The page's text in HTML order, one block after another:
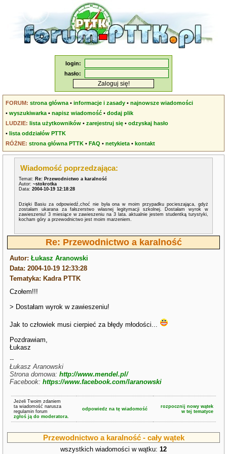
login:
hasło:
FORUM: strona główna •informacje i zasady •najnowsze wiadomości
•wyszukiwarka •napisz wiadomość •dodaj plik
LUDZIE: lista użytkowników •zarejestruj się •odzyskaj hasło
•lista oddziałów PTTK
RÓŻNE: strona główna PTTK •FAQ •netykieta •kontakt
Wiadomość poprzedzająca:
Temat: Re: Przewodnictwo a karalność
Autor:~stokrotka
Data:2004-10-19 12:18:28
Dzięki Basiu za odpowiedź,choć nie była ona w moim przypadku pocieszająca, gdyż
zostałam ukarana za fałszerstwo własnej legitymacji szkolnej. Dostałam wyrok w
zawieszeniu! 3 miesiące w zawieszeniu na 3 lata. aktualnie jestem studentką turystyki,
kocham góry a przewodnictwo jest moim marzeniem.
Re: Przewodnictwo a karalność
Autor:Łukasz Aranowski
Data: 2004-10-19 12:33:28
Tematyka: Kadra PTTK
Czołem!!!
> Dostałam wyrok w zawieszeniu!
Jak to człowiek musi cierpieć za błędy młodości...
Pozdrawiam,
Łukasz
--
Łukasz Aranowski
Strona domowa:http://www.mendel.pl/
Facebook:https://www.facebook.com/laranowski
Jeżeli Twoim zdaniem
ta wiadomość narusza
regulamin forum
zgłoś ją do moderatora.
odpowiedz na tę wiadomość
rozpocznij nowy wątek
w tej tematyce
Przewodnictwo a karalność - cały wątek
wszystkich wiadomości w wątku: 12